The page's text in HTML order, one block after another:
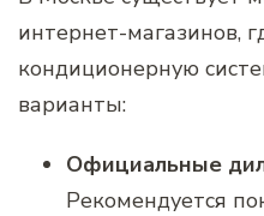
интернет-магазинов‚
кондиционерную
варианты:
Официальные
Рекомендуется